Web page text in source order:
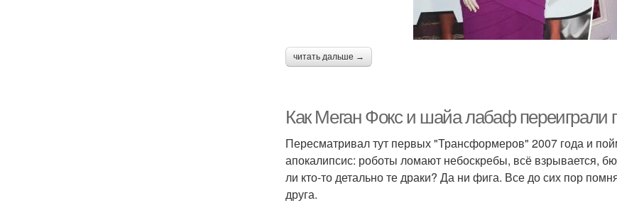
читать дальше →
Как Меган Фокс и шайа лабаф переиграли
Пересматривал тут первых "Трансформеров" 2007 года и
апокалипсис: роботы ломают небоскребы, всё взрывается,
ли кто-то детально те драки? Да ни фига. Все до сих пор
друга.